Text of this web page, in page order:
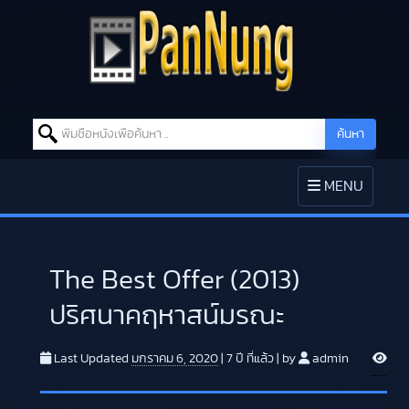
Search for: ค้นหา
TOGGLE
NAVIGATION
MENU
The Best Offer (2013)
ปริศนาคฤหาสน์มรณะ
Last Updated มกราคม 6, 2020 7 ปี ที่แล้ว by admin V
i